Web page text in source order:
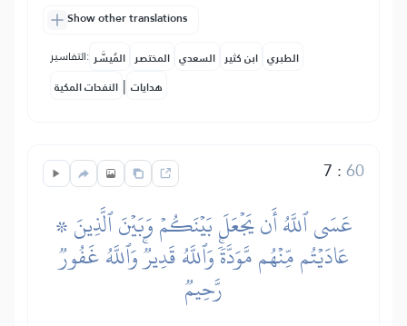
Show other translations
التفاسير: المُيسَّر المختصر السعدي ابن كثير الطبري
النفحات المكية | هدايات
7 :60
۞ عَسَى ٱللَّهُ أَن يَجۡعَلَ بَيۡنَكُمۡ وَبَيۡنَ ٱلَّذِينَ
عَادَيۡتُم مِّنۡهُم مَّوَدَّةٗۚ وَٱللَّهُ قَدِيرٞۚ وَٱللَّهُ غَفُورٞ
رَّحِيمٞ